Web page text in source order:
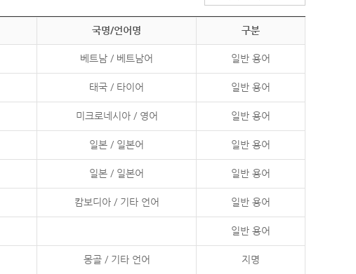
국명/언어명 구분
베트남 / 베트남어 일반 용어
태국 / 타이어 일반 용어
미크로네시아 / 영어 일반 용어
일본 / 일본어 일반 용어
일본 / 일본어 일반 용어
캄보디아 / 기타 언어 일반 용어
일반 용어
몽골 / 기타 언어 지명